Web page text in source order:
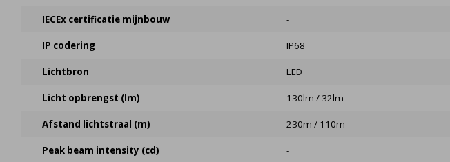
IECEx certificatie mijnbouw -
IP codering IP68
Lichtbron LED
Licht opbrengst (lm) 130lm / 32lm
Afstand lichtstraal (m) 230m / 110m
Peak beam intensity (cd) -